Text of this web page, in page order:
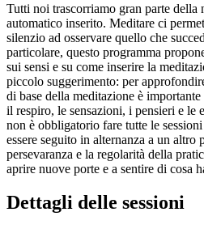
Tutti noi trascorriamo gran parte della
automatico inserito. Meditare ci
silenzio ad osservare quello che
particolare, questo programma
sui sensi e su come inserire la
piccolo suggerimento: per
di base della meditazione è
il respiro, le sensazioni, i pensieri e le
non è obbligatorio fare tutte le
essere seguito in alternanza a un altro
persevaranza e la regolarità della
aprire nuove porte e a sentire di cosa
Dettagli delle sessioni